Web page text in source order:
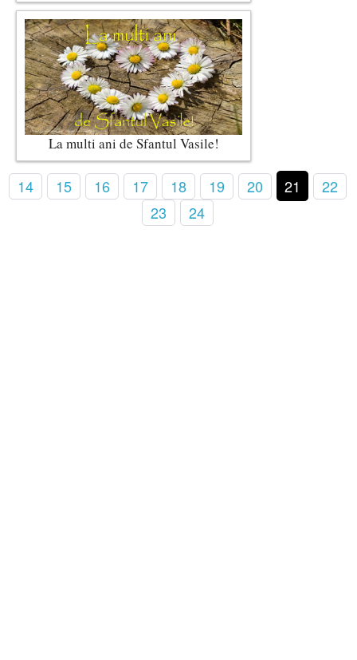
La multi ani de Sfantul Vasile!
14 15 16 17 18 19 20 21
22
23
24